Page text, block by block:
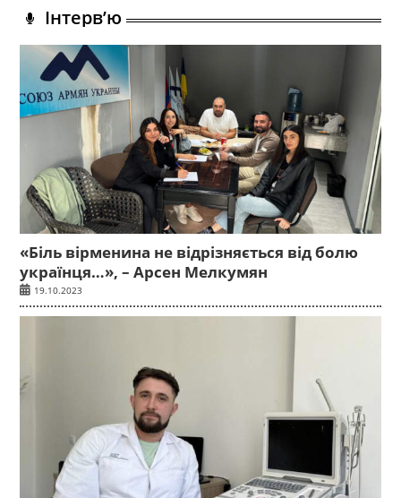
Інтерв’ю
«Біль вірменина не відрізняється від болю
українця…», – Арсен Мелкумян
19.10.2023